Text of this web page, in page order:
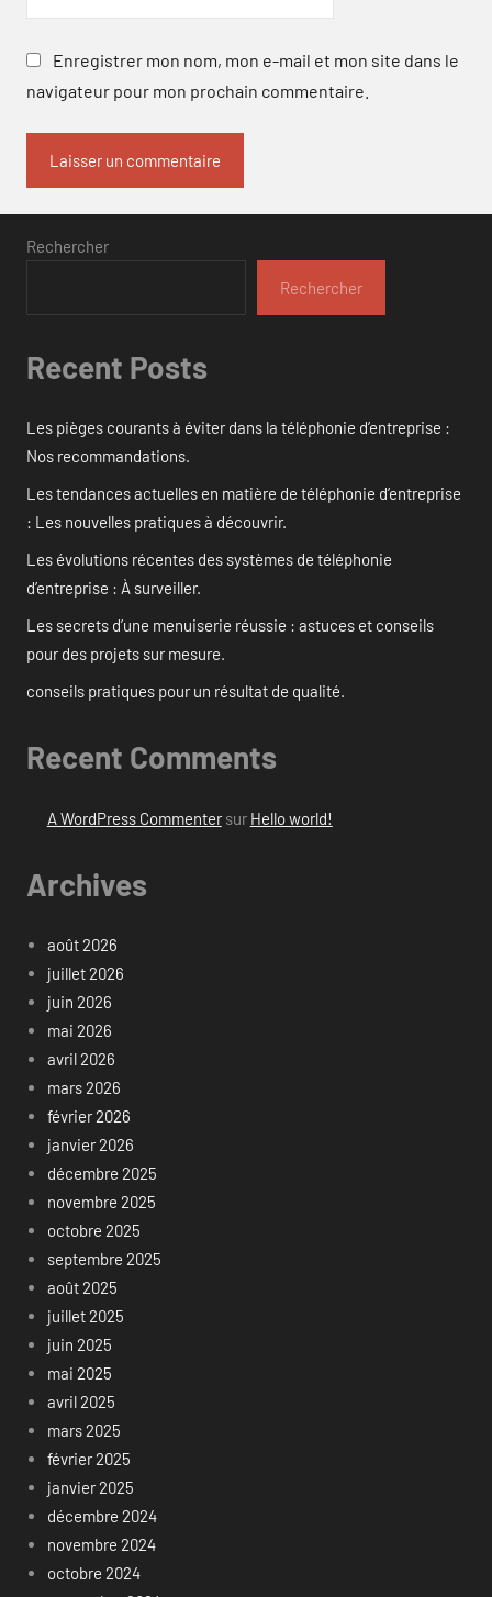
Enregistrer mon nom, mon e-mail et mon site dans le
navigateur pour mon prochain commentaire.
Rechercher
Rechercher
Recent Posts
Les pièges courants à éviter dans la téléphonie d’entreprise :
Nos recommandations.
Les tendances actuelles en matière de téléphonie d’entreprise
: Les nouvelles pratiques à découvrir.
Les évolutions récentes des systèmes de téléphonie
d’entreprise : À surveiller.
Les secrets d’une menuiserie réussie : astuces et conseils
pour des projets sur mesure.
conseils pratiques pour un résultat de qualité.
Recent Comments
A WordPress Commentersur Hello world!
Archives
août 2026
juillet 2026
juin 2026
mai 2026
avril 2026
mars 2026
février 2026
janvier 2026
décembre 2025
novembre 2025
octobre 2025
septembre 2025
août 2025
juillet 2025
juin 2025
mai 2025
avril 2025
mars 2025
février 2025
janvier 2025
décembre 2024
novembre 2024
octobre 2024